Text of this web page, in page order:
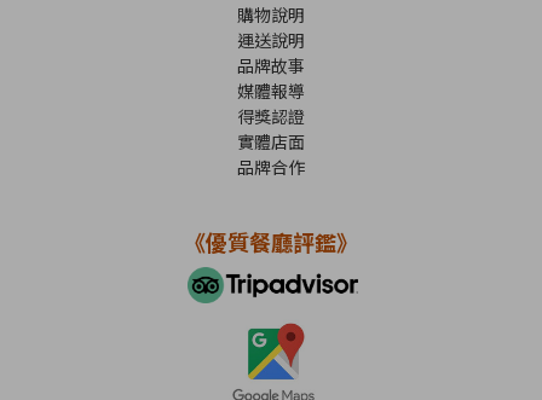
購物說明
運送說明
品牌故事
媒體報導
得獎認證
實體店面
品牌合作
《優質餐廳評鑑》